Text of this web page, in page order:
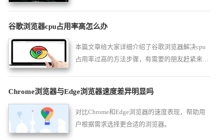
谷歌浏览器cpu占用率高怎么办
本篇文章给大家详细介绍了谷歌浏览器解决cpu
占用率过高的方法步骤，有需要的朋友赶紧来看
Chrome浏览器与Edge浏览器速度差异明显吗
对比Chrome和Edge浏览器的速度表现，帮助用
户根据需求选择更合适的浏览器。